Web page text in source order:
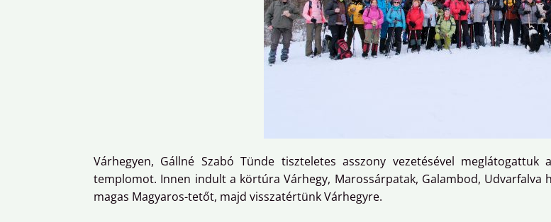
Várhegyen, Gállné Szabó Tünde tiszteletes asszony vezetésével
templomot. Innen indult a körtúra Várhegy, Marossárpatak, Galambod,
magas Magyaros-tetőt, majd visszatértünk Várhegyre.